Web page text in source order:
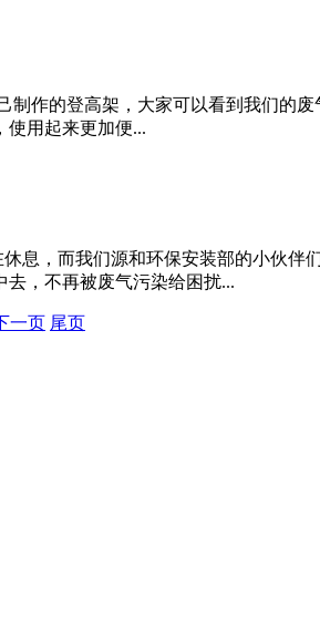
制作的登高架，大家可以看到我们的
使用起来更加便...
息，而我们源和环保安装部的小伙
，不再被废气污染给困扰...
一页 尾页